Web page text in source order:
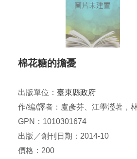
棉花糖的擔憂
出版單位： 臺東縣政府
作/編/譯者：盧彥芬、江學瀅著，
GPN：1010301674
出版／創刊日期：2014-10
價格：200